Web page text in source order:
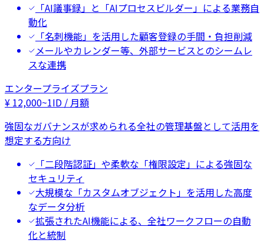
「AI議事録」と「AIプロセスビルダー」による業務自
動化
「名刺機能」を活用した顧客登録の手間・負担削減
メールやカレンダー等、外部サービスとのシームレ
スな連携
エンタープライズプラン
¥ 12,000~1ID / 月額
強固なガバナンスが求められる全社の管理基盤として活用を
想定する方向け
「二段階認証」や柔軟な「権限設定」による強固な
セキュリティ
大規模な「カスタムオブジェクト」を活用した高度
なデータ分析
拡張されたAI機能による、全社ワークフローの自動
化と統制